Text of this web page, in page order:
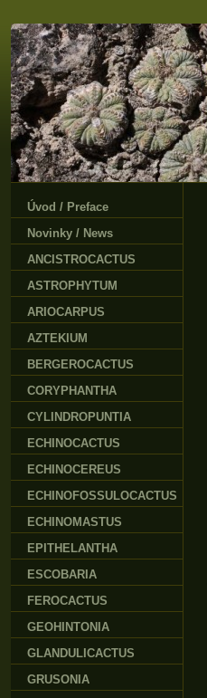
Úvod / Preface
Novinky / News
ANCISTROCACTUS
ASTROPHYTUM
ARIOCARPUS
AZTEKIUM
BERGEROCACTUS
CORYPHANTHA
CYLINDROPUNTIA
ECHINOCACTUS
ECHINOCEREUS
ECHINOFOSSULOCACTUS
ECHINOMASTUS
EPITHELANTHA
ESCOBARIA
FEROCACTUS
GEOHINTONIA
GLANDULICACTUS
GRUSONIA